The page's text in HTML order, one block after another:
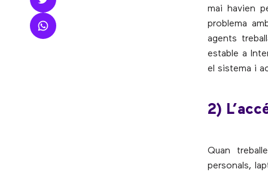
mai havien
problema
agents
estable a
el sistema i
2)
Quan
personals,